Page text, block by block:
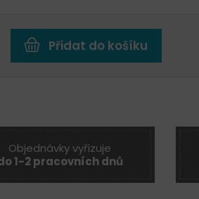
Přidat do košíku
Objednávky vyřizuje
1-2 pracovních dnů